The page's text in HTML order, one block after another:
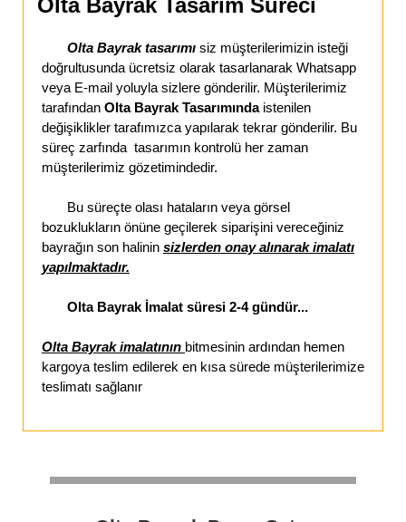
Olta Bayrak Tasarım Süreci
Olta Bayrak tasarımı siz müşterilerimizin isteği
doğrultusunda ücretsiz olarak tasarlanarak Whatsapp
veya E-mail yoluyla sizlere gönderilir. Müşterilerimiz
tarafından Olta Bayrak Tasarımında istenilen
değişiklikler tarafımızca yapılarak tekrar gönderilir. Bu
süreç zarfında tasarımın kontrolü her zaman
müşterilerimiz gözetimindedir.
Bu süreçte olası hataların veya görsel
bozuklukların önüne geçilerek siparişini vereceğiniz
bayrağın son halinin sizlerden onay alınarak imalatı
yapılmaktadır.
Olta Bayrak İmalat süresi 2-4 gündür...
Olta Bayrak imalatının bitmesinin ardından hemen
kargoya teslim edilerek en kısa sürede müşterilerimize
teslimatı sağlanır